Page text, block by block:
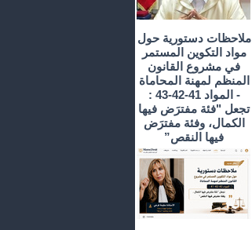
ملاحظات دستورية حول
مواد التكوين المستمر
في مشروع القانون
المنظم لمهنة المحاماة
- المواد 41-42-43 :
تجعل "فئة مفترَض فيها
الكمال، وفئة مفترَض
فيها النقص”